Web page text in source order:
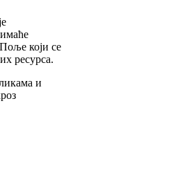
који се
ресурса.
и